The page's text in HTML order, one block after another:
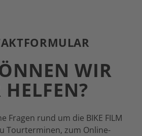
WIR
HELFEN?
Fragen rund um die BIKE FILM
Tourterminen, zum Online-